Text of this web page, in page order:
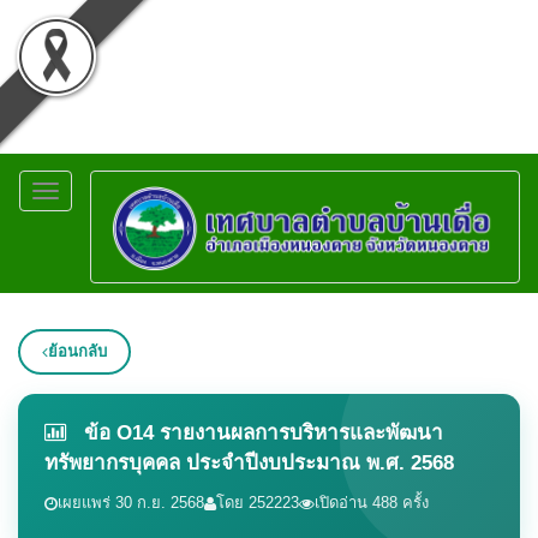
Toggle
navigation
ย้อนกลับ
ข้อ O14 รายงานผลการบริหารและพัฒนา
ทรัพยากรบุคคล ประจำปีงบประมาณ พ.ศ. 2568
เผยแพร่ 30 ก.ย. 2568 โดย 252223 เปิดอ่าน 488 ครั้ง